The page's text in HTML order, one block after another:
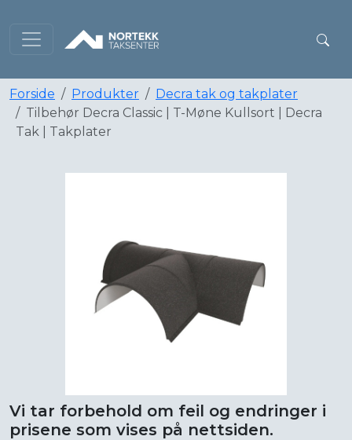
Forside Produkter
Decra tak og takplater
Tilbehør Decra Classic | T-Møne Kullsort | Decra
Tak | Takplater
Vi tar forbehold om feil og endringer i
prisene som vises på nettsiden.